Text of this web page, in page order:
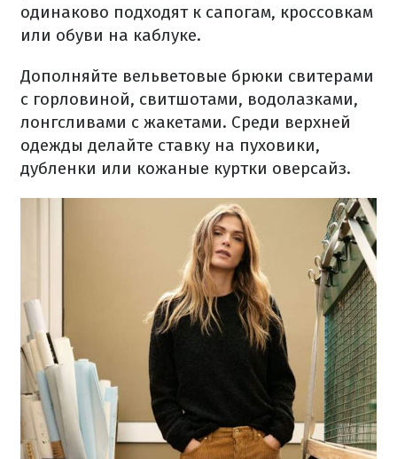
одинаково подходят к сапогам, кроссовкам
или обуви на каблуке.
Дополняйте вельветовые брюки свитерами
с горловиной, свитшотами, водолазками,
лонгсливами с жакетами. Среди верхней
одежды делайте ставку на пуховики,
дубленки или кожаные куртки оверсайз.